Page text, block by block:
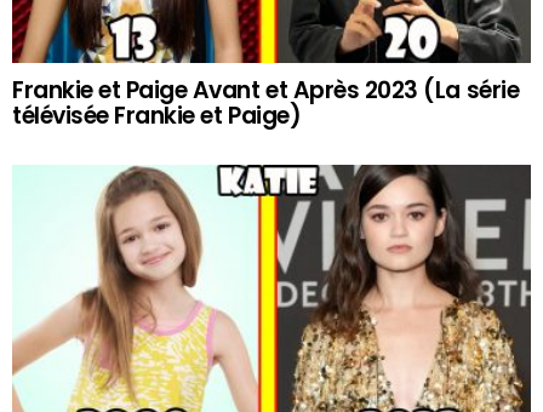
Frankie et Paige Avant et Après 2023 (La série
télévisée Frankie et Paige)